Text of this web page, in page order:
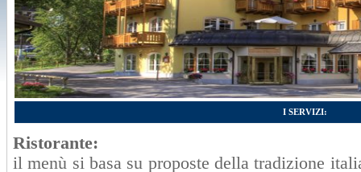
I SERVIZI:
Ristorante:
il menù si basa su proposte della tradizione